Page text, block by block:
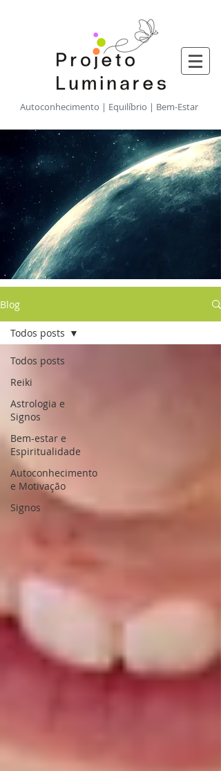
​Autoconhecimento | Equilíbrio | Bem-Estar
Blog
Todos posts
Reiki
Astrologia e
Signos
Bem-estar e
Espiritualidade
Autoconhecimento
e Motivação
Signos
Todos posts